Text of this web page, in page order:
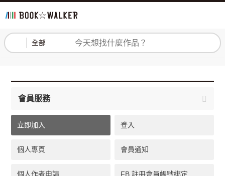
全部 登入 註冊
會員服務
立即加入 登入
個人專頁 會員通知
個人作者申請 FB 註冊會員帳號綁定